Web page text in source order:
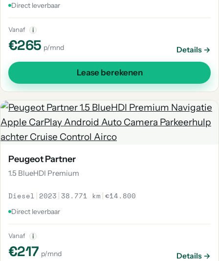
Direct leverbaar
Vanaf i
€265 p/mnd Details →
Lease berekenen
Peugeot Partner
1.5 BlueHDI Premium
Diesel | 2023 | 38.771 km |€14.800
Direct leverbaar
Vanaf i
€217 p/mnd Details →